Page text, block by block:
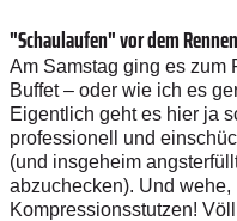
"Schaulaufen" vor dem Rennen
Am Samstag ging es zum
Buffet – oder wie ich es
Eigentlich geht es hier ja
professionell und
(und insgeheim
abzuchecken). Und
Kompressionsstutzen!